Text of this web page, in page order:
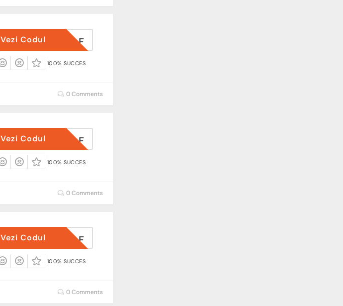
ADSFEBAF
Vezi Codul
100% SUCCES
0 Comments
FB6FEBAF
Vezi Codul
100% SUCCES
0 Comments
ULTFEBAF
Vezi Codul
100% SUCCES
0 Comments